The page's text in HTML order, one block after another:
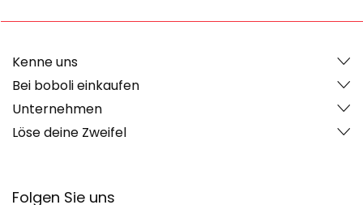
Folgen Sie uns
Kenne uns
Bei boboli einkaufen
Unternehmen
Löse deine Zweifel